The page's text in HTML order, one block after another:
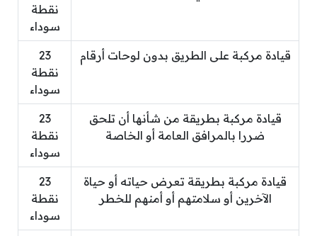
نقطة
سوداء
قيادة مركبة على الطريق بدون لوحات أرقام
23
نقطة
سوداء
قيادة مركبة بطريقة من شأنها أن تلحق
ضررا بالمرافق العامة أو الخاصة
23
نقطة
سوداء
قيادة مركبة بطريقة تعرض حياته أو حياة
الآخرين أو سلامتهم أو أمنهم للخطر
23
نقطة
سوداء